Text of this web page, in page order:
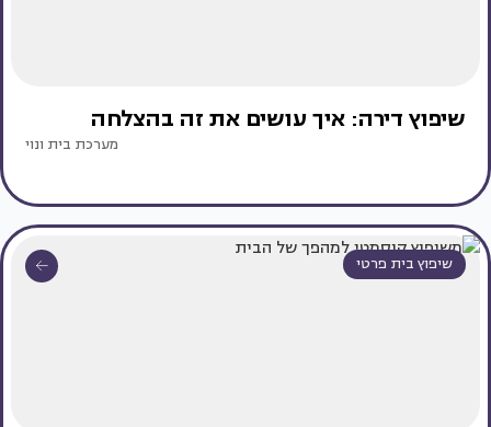
שיפוץ דירה: איך עושים את זה בהצלחה
מערכת בית ונוי
שיפוץ בית פרטי